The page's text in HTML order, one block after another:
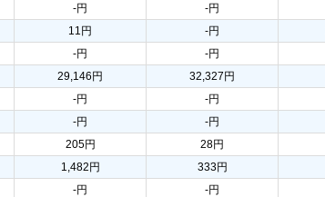
-円 -円
11円 -円
-円 -円
29,146円 32,327円
-円 -円
-円 -円
205円 28円
1,482円 333円
-円 -円